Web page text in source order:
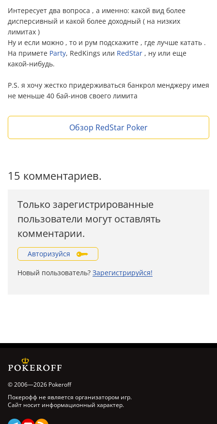
Интересует два вопроса , а именно: какой вид более
дисперсивный и какой более доходный ( на низких
лимитах )
Ну и если можно , то и рум подскажите , где лучше катать .
На примете Party, RedKings или RedStar , ну или еще
какой-нибудь.
P.S. я хочу жестко придерживаться банкрол менджеру имея
не меньше 40 бай-инов своего лимита
Обзор RedStar Poker
15 комментариев.
Только зарегистрированные
пользователи могут оставлять
комментарии.
Авторизуйся
Новый пользователь? Зарегистрируйся!
© 2006—2026 Pokeroff
Покерофф не является организатором игр.
Сайт носит информационный характер.